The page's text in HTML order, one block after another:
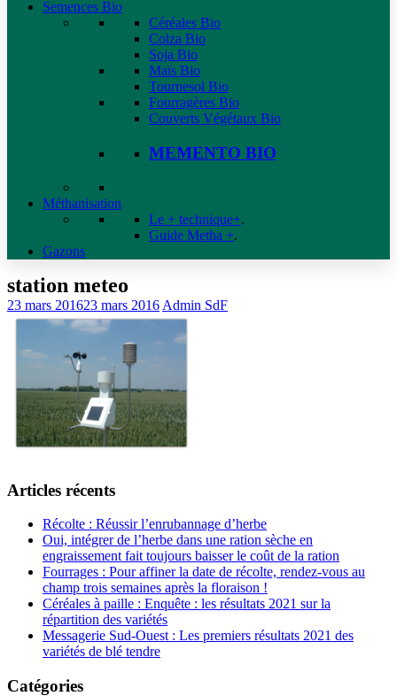
Semences Bio
Céréales Bio
Colza Bio
Soja Bio
Maïs Bio
Tournesol Bio
Fourragères Bio
Couverts Végétaux Bio
MEMENTO BIO
Méthanisation
Le + technique+.
Guide Metha +.
Gazons
station meteo
23 mars 201623 mars 2016 Admin SdF
Articles récents
Récolte : Réussir l’enrubannage d’herbe
Oui, intégrer de l’herbe dans une ration sèche en
engraissement fait toujours baisser le coût de la ration
Fourrages : Pour affiner la date de récolte, rendez-vous au
champ trois semaines après la floraison !
Céréales à paille : Enquête : les résultats 2021 sur la
répartition des variétés
Messagerie Sud-Ouest : Les premiers résultats 2021 des
variétés de blé tendre
Catégories